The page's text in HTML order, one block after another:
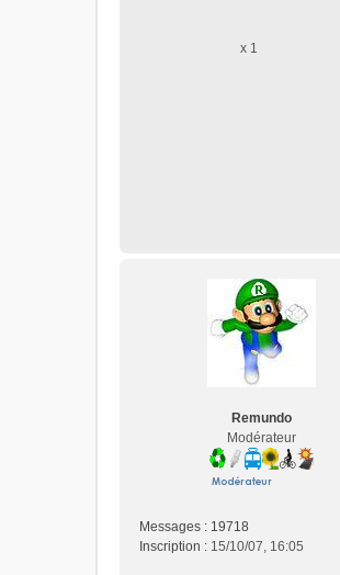
x 1
Remundo
Modérateur
Messages : 19718
Inscription : 15/10/07, 16:05